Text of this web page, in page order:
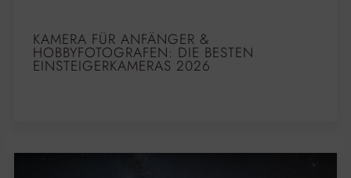
KAMERA FÜR ANFÄNGER &
HOBBYFOTOGRAFEN: DIE BESTEN
EINSTEIGERKAMERAS 2026